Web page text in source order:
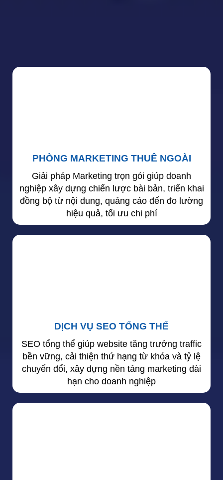
PHÒNG MARKETING THUÊ NGOÀI
Giải pháp Marketing trọn gói giúp doanh
nghiệp xây dựng chiến lược bài bản, triển khai
đồng bộ từ nội dung, quảng cáo đến đo lường
hiệu quả, tối ưu chi phí
DỊCH VỤ SEO TỔNG THỂ
SEO tổng thể giúp website tăng trưởng traffic
bền vững, cải thiện thứ hạng từ khóa và tỷ lệ
chuyển đổi, xây dựng nền tảng marketing dài
hạn cho doanh nghiệp